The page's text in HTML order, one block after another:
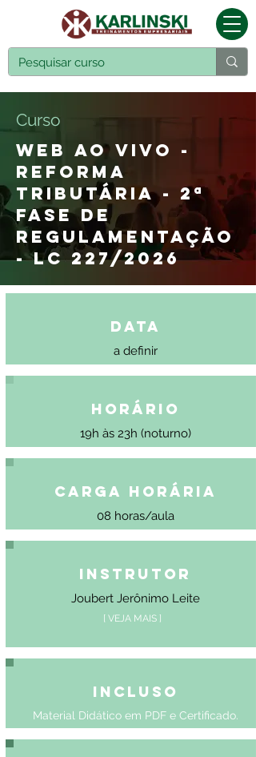
Curso
WEB AO VIVO -
REFORMA
TRIBUTÁRIA - 2ª
FASE DE
REGULAMENTAÇÃO
- LC 227/2026
Data
a definir
Horário
19h às 23h (noturno)
Carga Horária
08 horas/aula
Instrutor
Joubert Jerônimo Leite
[ VEJA MAIS ]
Incluso
Material Didático em PDF e Certificado.